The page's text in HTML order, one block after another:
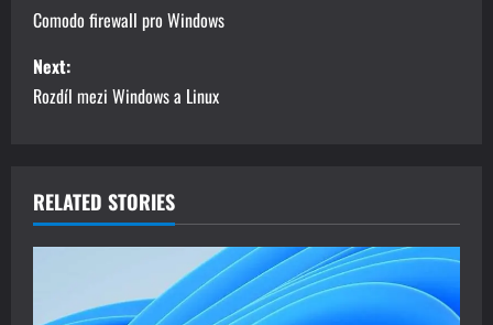
o
s
t
a
v
Comodo firewall pro Windows
Next:
Rozdíl mezi Windows a Linux
RELATED STORIES